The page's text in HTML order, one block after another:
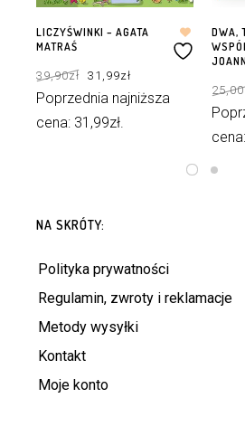
LICZYŚWINKI – AGATA
MATRAŚ
39,90zł cena
wynosiła:
39,90zł.
31,99złcena
31,99zł.
Poprzednia najniższa
cena: 31,99zł.
DWA,
25,00
cena:
NA SKRÓTY:
Polityka prywatności
Regulamin, zwroty i reklamacje
Metody wysyłki
Kontakt
Moje konto